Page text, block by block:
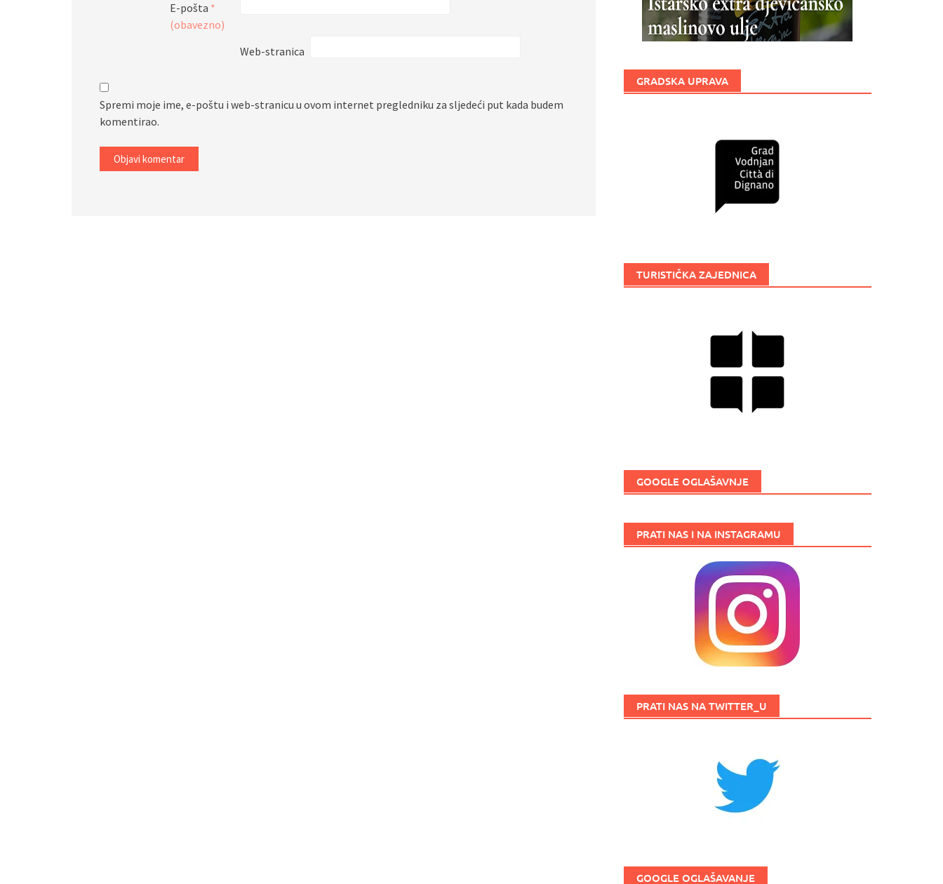
E-pošta *
(obavezno)
Web-stranica
Spremi moje ime, e-poštu i web-stranicu u ovom internet pregledniku za sljedeći put kada budem
komentirao.
GRADSKA UPRAVA
TURISTIČKA ZAJEDNICA
GOOGLE OGLAŠAVNJE
PRATI NAS I NA INSTAGRAMU
PRATI NAS NA TWITTER_U
GOOGLE OGLAŠAVANJE